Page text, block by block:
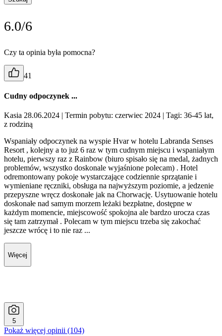
6.0/6
Czy ta opinia była pomocna?
41
Cudny odpoczynek ...
Kasia 28.06.2024 | Termin pobytu: czerwiec 2024 | Tagi: 36-45 lat,
z rodziną
Wspaniały odpoczynek na wyspie Hvar w hotelu Labranda Senses
Resort , kolejny a to już 6 raz w tym cudnym miejscu i wspaniałym
hotelu, pierwszy raz z Rainbow (biuro spisało się na medal, żadnych
problemów, wszystko doskonale wyjaśnione polecam) . Hotel
odremontowany pokoje wystarczające codziennie sprzątanie i
wymieniane ręczniki, obsługa na najwyższym poziomie, a jedzenie
przepyszne wręcz doskonałe jak na Chorwację. Usytuowanie hotelu
doskonałe nad samym morzem leżaki bezpłatne, dostępne w
każdym momencie, miejscowość spokojna ale bardzo urocza czas
się tam zatrzymał . Polecam w tym miejscu trzeba się zakochać
jeszcze wrócę i to nie raz ...
Więcej
5
Pokaż więcej opinii (104)